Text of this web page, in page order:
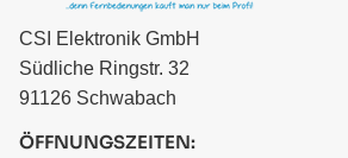
CSI Elektronik GmbH
Südliche Ringstr. 32
91126 Schwabach
ÖFFNUNGSZEITEN: